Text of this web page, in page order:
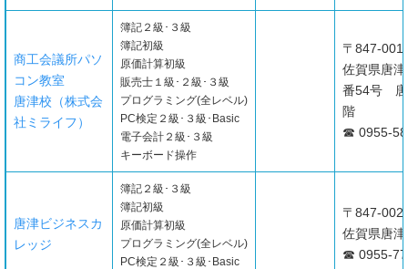
商工会議所パソ
コン教室
唐津校（株式会
社ミライフ）
簿記２級･３級
簿記初級
原価計算初級
販売士１級･２級･３級
プログラミング(全レベル)
PC検定２級･３級･Basic
電子会計２級･３級
キーボード操作
〒847-
佐賀県唐
番54号 唐
階
☎ 0955-
唐津ビジネスカ
レッジ
簿記２級･３級
簿記初級
原価計算初級
プログラミング(全レベル)
PC検定２級･３級･Basic
〒847-
佐賀県唐
☎ 0955-